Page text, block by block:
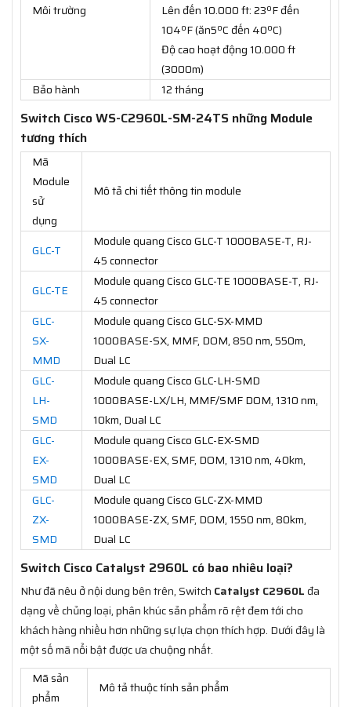
Môi trường
Lên đến 10.000 ft: 23ºF đến
104ºF (ăn5ºC đến 40ºC)
Độ cao hoạt động 10.000 ft
(3000m)
Bảo hành
12 tháng
Switch Cisco WS-C2960L-SM-24TS những Module
tương thích
Mã
Module
sử
dụng
Mô tả chi tiết thông tin module
GLC-T
Module quang Cisco GLC-T 1000BASE-T, RJ-
45 connector
GLC-TE
Module quang Cisco GLC-TE 1000BASE-T, RJ-
45 connector
GLC-
SX-
MMD
Module quang Cisco GLC-SX-MMD
1000BASE-SX, MMF, DOM, 850 nm, 550m,
Dual LC
GLC-
LH-
SMD
Module quang Cisco GLC-LH-SMD
1000BASE-LX/LH, MMF/SMF DOM, 1310 nm,
10km, Dual LC
GLC-
EX-
SMD
Module quang Cisco GLC-EX-SMD
1000BASE-EX, SMF, DOM, 1310 nm, 40km,
Dual LC
GLC-
ZX-
SMD
Module quang Cisco GLC-ZX-MMD
1000BASE-ZX, SMF, DOM, 1550 nm, 80km,
Dual LC
Switch Cisco Catalyst 2960L có bao nhiêu loại?
Như đã nêu ở nội dung bên trên, Switch Catalyst C2960L đa
dạng về chủng loại, phân khúc sản phẩm rõ rệt đem tới cho
khách hàng nhiều hơn những sự lựa chọn thích hợp. Dưới đây là
một số mã nổi bật được ưa chuộng nhất.
Mã sản
phẩm
Mô tả thuộc tính sản phẩm